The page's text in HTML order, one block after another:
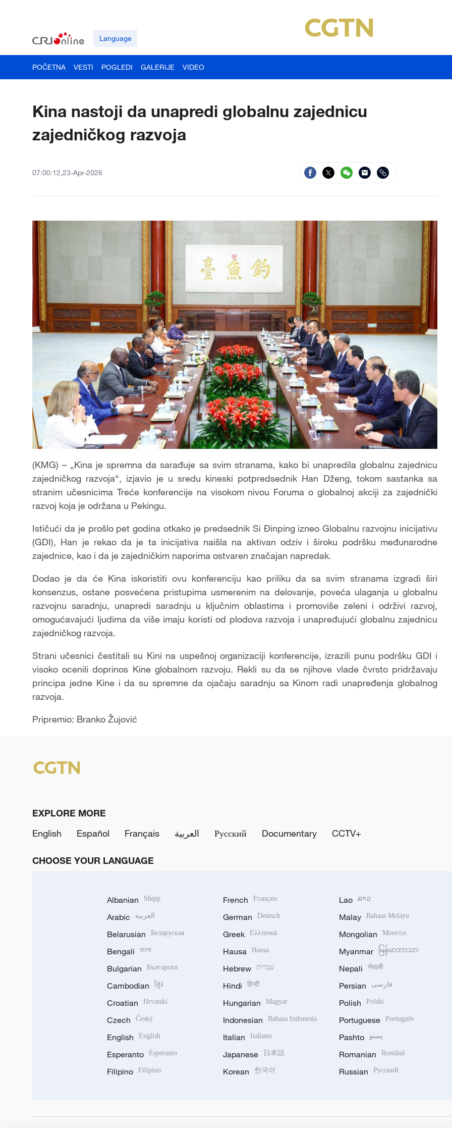
Language
POČETNA VESTI POGLEDI GALERIJE VIDEO
Kina nastoji da unapredi globalnu zajednicu
zajedničkog razvoja
07:00:12,23-Apr-2026
(KMG) – „Kina je spremna da sarađuje sa svim stranama, kako bi unapredila globalnu zajednicu
zajedničkog razvoja“, izjavio je u sredu kineski potpredsednik Han Dženg, tokom sastanka sa
stranim učesnicima Treće konferencije na visokom nivou Foruma o globalnoj akciji za zajednički
razvoj koja je održana u Pekingu.
Ističući da je prošlo pet godina otkako je predsednik Si Đinping izneo Globalnu razvojnu inicijativu
(GDI), Han je rekao da je ta inicijativa naišla na aktivan odziv i široku podršku međunarodne
zajednice, kao i da je zajedničkim naporima ostvaren značajan napredak.
Dodao je da će Kina iskoristiti ovu konferenciju kao priliku da sa svim stranama izgradi širi
konsenzus, ostane posvećena pristupima usmerenim na delovanje, poveća ulaganja u globalnu
razvojnu saradnju, unapredi saradnju u ključnim oblastima i promoviše zeleni i održivi razvoj,
omogućavajući ljudima da više imaju koristi od plodova razvoja i unapređujući globalnu zajednicu
zajedničkog razvoja.
Strani učesnici čestitali su Kini na uspešnoj organizaciji konferencije, izrazili punu podršku GDI i
visoko ocenili doprinos Kine globalnom razvoju. Rekli su da se njihove vlade čvrsto pridržavaju
principa jedne Kine i da su spremne da ojačaju saradnju sa Kinom radi unapređenja globalnog
razvoja.
Pripremio: Branko Žujović
EXPLORE MORE
English
Español Français العربية Русский Documentary CCTV+
CHOOSE YOUR LANGUAGE
Albanian Shqip
Arabic العربية
Belarusian Беларуская
Bengali বাংলা
Bulgarian Български
Cambodian ខ្មែរ
Croatian Hrvatski
Czech Český
English English
Esperanto Esperanto
Filipino Filipino
French Français
German Deutsch
Greek Ελληνικά
Hausa Hausa
Hebrew עברית
Hindi हिन्दी
Hungarian Magyar
Indonesian Bahasa Indonesia
Italian Italiano
Japanese 日本語
Korean 한국어
Lao ລາວ
Malay Bahasa Melayu
Mongolian Монгол
Myanmar မြန်မာဘာသာ
Nepali नेपाली
Persian فارسی
Polish Polski
Portuguese Português
Pashto پښتو
Romanian Română
Russian Русский